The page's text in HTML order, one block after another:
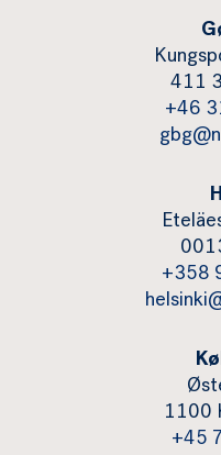
411
+46
+358
1100
+45